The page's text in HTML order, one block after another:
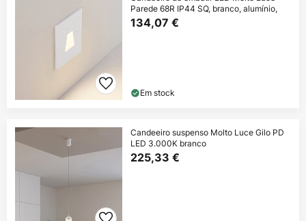
Parede 68R IP44 SQ, branco, alumínio,
134,07 €
Em stock
Candeeiro suspenso Molto Luce Gilo PD
LED 3.000K branco
225,33 €